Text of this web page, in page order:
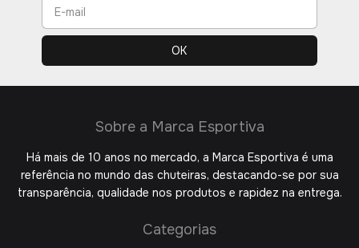
Sobre a Marca Esportiva
Há mais de 10 anos no mercado, a Marca Esportiva é uma
referência no mundo das chuteiras, destacando-se por sua
transparência, qualidade nos produtos e rapidez na entrega.
Categorias